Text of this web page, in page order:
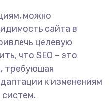
можно
сайта в
целевую
что SEO – это
требующая
к изменениям
систем.